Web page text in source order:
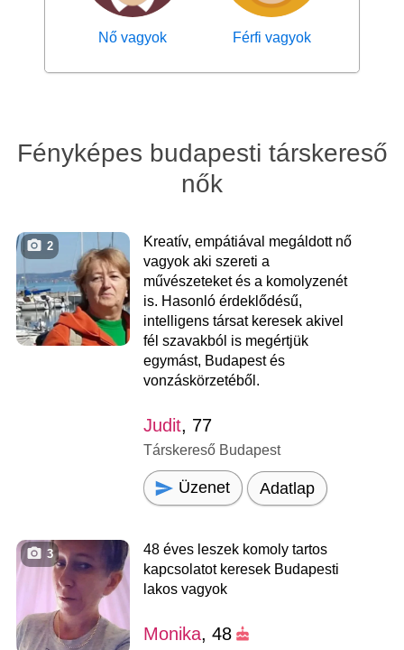
Nő vagyok Férfi vagyok
Fényképes budapesti társkereső
nők
2
Kreatív, empátiával megáldott nő
vagyok aki szereti a
művészeteket és a komolyzenét
is. Hasonló érdeklődésű,
intelligens társat keresek akivel
fél szavakból is megértjük
egymást, Budapest és
vonzáskörzetéből.
Judit, 77
Társkereső Budapest
Üzenet Adatlap
3
48 éves leszek komoly tartos
kapcsolatot keresek Budapesti
lakos vagyok
Monika, 48